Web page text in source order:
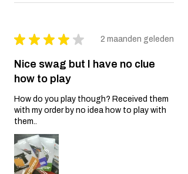
★ ★ ★ ★ ★ 2 maanden geleden
Nice swag but I have no clue
how to play
How do you play though? Received them
with my order by no idea how to play with
them..